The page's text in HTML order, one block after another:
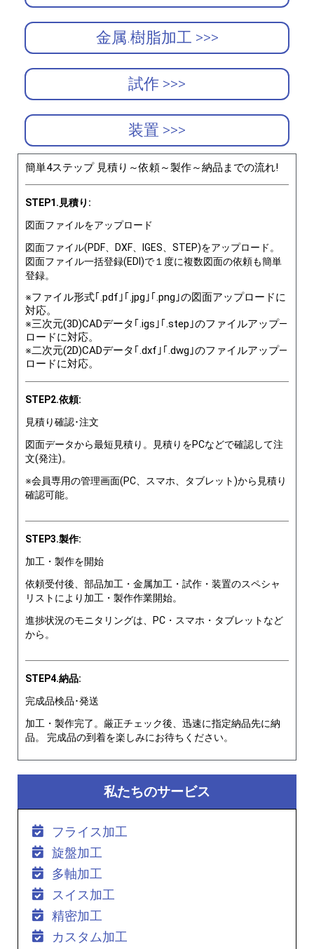
金属.樹脂加工 >>>
試作 >>>
装置 >>>
簡単4ステップ 見積り～依頼～製作～納品までの流れ!
STEP1.見積り:
図面ファイルをアップロード
図面ファイル(PDF、DXF、IGES、STEP)をアップロード。
図面ファイル一括登録(EDI)で１度に複数図面の依頼も簡単
登録。
※ファイル形式｢.pdf｣｢.jpg｣｢.png｣の図面アップロードに
対応。
※三次元(3D)CADデータ｢.igs｣｢.step｣のファイルアップ―
ロードに対応。
※二次元(2D)CADデータ｢.dxf｣｢.dwg｣のファイルアップ―
ロードに対応。
STEP2.依頼:
見積り確認･注文
図面データから最短見積り。見積りをPCなどで確認して注
文(発注)。
※会員専用の管理画面(PC、スマホ、タブレット)から見積り
確認可能。
STEP3.製作:
加工・製作を開始
依頼受付後、部品加工・金属加工・試作・装置のスペシャ
リストにより加工・製作作業開始。
進捗状況のモニタリングは、PC・スマホ・タブレットなど
から。
STEP4.納品:
完成品検品･発送
加工・製作完了。厳正チェック後、迅速に指定納品先に納
品。 完成品の到着を楽しみにお待ちください。
私たちのサービス
フライス加工
旋盤加工
多軸加工
スイス加工
精密加工
カスタム加工